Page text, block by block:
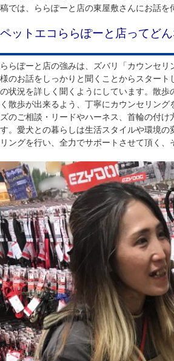
稿では、ららぽーと店の東屋敷さんにお話
ペットエコららぽーと店ってどん
ららぽーと店の強みは、ズバリ「カウンセ
様のお話をしっかりと聞くことからスター
の状況を詳しく聞くようにしています。散
く散歩が出来るよう、丁寧にカウンセリン
ズのご相談・リードやハーネス、首輪の付
す。愛犬との暮らしは生活スタイルや環境
リングを行い、全力でサポートさせて頂く